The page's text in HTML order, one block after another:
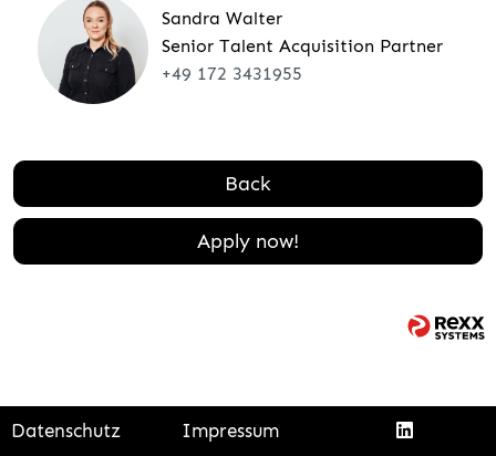
Sandra Walter
Senior Talent Acquisition Partner
+49 172 3431955
Back
Apply now!
Datenschutz Impressum